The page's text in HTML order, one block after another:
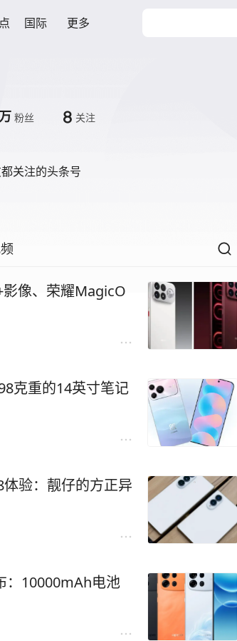
国际 更多
粉丝 8 关注
关注的头条号
像、荣耀MagicO
克重的14英寸笔记
验：靓仔的方正异
：10000mAh电池